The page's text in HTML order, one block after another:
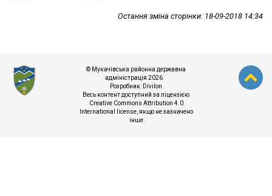
Остання зміна сторінки: 18-09-2018 14:34
© Мукачівська районна державна
адміністрація 2026
Розробник: Divilon
Весь контент доступний за ліцензією
Creative Commons Attribution 4.0
International license, якщо не зазначено
інше